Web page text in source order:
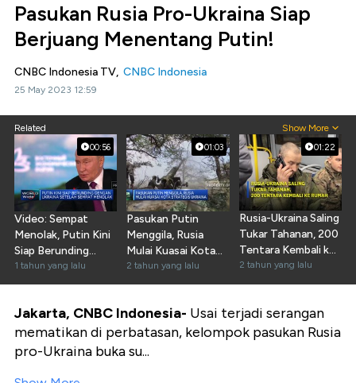
Pasukan Rusia Pro-Ukraina Siap
Berjuang Menentang Putin!
CNBC Indonesia TV, CNBC Indonesia
25 May 2023 12:59
Related Show More
00:56
Video: Sempat
Menolak, Putin Kini
Siap Berunding
dengan Ukraina
1 tahun yang lalu
01:03
Pasukan Putin
Menggila, Rusia
Mulai Kuasai Kota
Strategis Ukraina
2 tahun yang lalu
01:22
Rusia-Ukraina Saling
Tukar Tahanan, 200
Tentara Kembali ke
Rumah
2 tahun yang lalu
Jakarta, CNBC Indonesia- Usai terjadi serangan
mematikan di perbatasan, kelompok pasukan Rusia
pro-Ukraina buka su...